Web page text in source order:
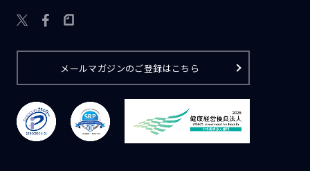

メールマガジンのご登録はこちら